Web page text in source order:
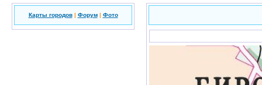
Карты городов| Форум| Фото